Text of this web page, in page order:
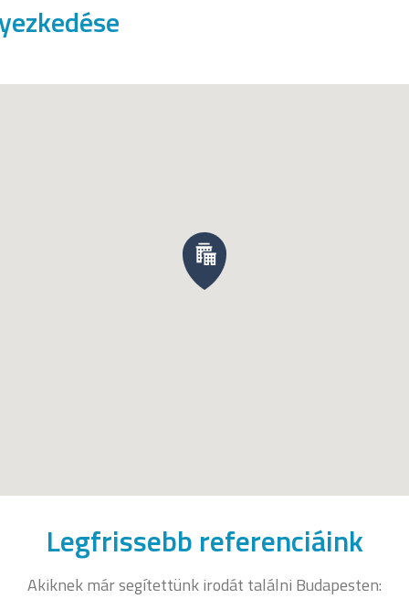
Legfrissebb referenciáink
Akiknek már segítettünk irodát találni Budapesten: